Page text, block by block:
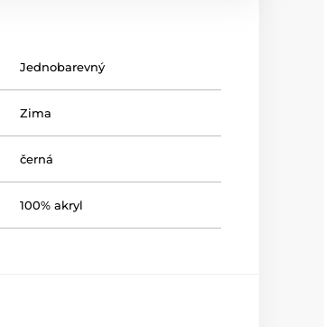
Jednobarevný
Zima
černá
100% akryl